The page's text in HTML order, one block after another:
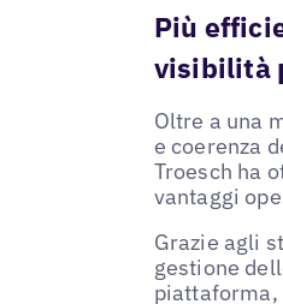
Più
visibilità
Oltre a una
e coerenza
Troesch ha
vantaggi
Grazie agli
gestione
piattaforma,